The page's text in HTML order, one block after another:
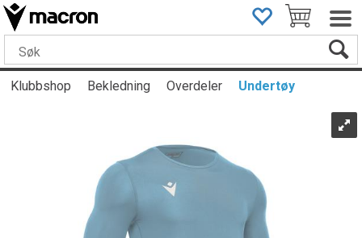
Klubbshop Bekledning Overdeler Undertøy